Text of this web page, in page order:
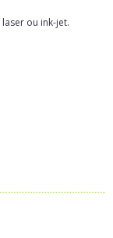
ou ink-jet.